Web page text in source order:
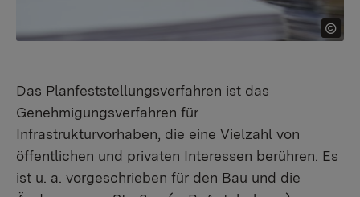
Das Planfeststellungsverfahren ist das
Genehmigungsverfahren für
Infrastrukturvorhaben, die eine Vielzahl von
öffentlichen und privaten Interessen berühren. Es
ist u. a. vorgeschrieben für den Bau und die